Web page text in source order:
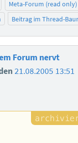
Meta-Forum (read only)
Beitrag im Thread-
Forum nervt
21.08.2005 13:51